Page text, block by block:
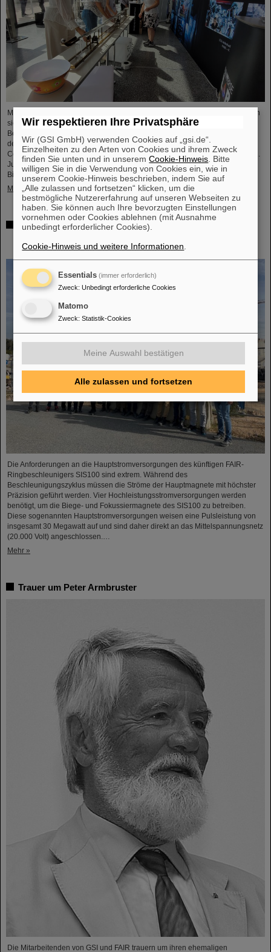
Mit einem breiten Angebot an Informationen und Zukunftsperspektiven haben
sich das GSI Helmholtzzentrum für Schwerionenforschung und das künftige
Beschleunigerzentrum FAIR, das derzeit bei GSI in Darmstadt entsteht, an
dem internationalen Innovationskongress „Curious – Future Inside
Conference“ beteiligt. Die interdisziplinäre Veranstaltung fand vom 10. bis 11.
Juli in der Rheingoldhalle in Mainz statt und zog zahlreiche renommierte
Bildungsinstitutionen, Forschungseinrichtungen und...
Mehr »
Förderung und Erhalt von Technologie-Knowhow durch
Commonwealth Fusion Systems besuchen GSI
Die Anforderungen an die Hauptstromversorgungen des künftigen FAIR-
Ringbeschleunigers SIS100 sind extrem. Während des
Beschleunigungszyklus müssen die Ströme der Hauptmagnete mit höchster
Präzision geführt werden. Vier Hochleistungsstromversorgungen werden
benötigt, um die Biege- und Fokussiermagnete des SIS100 zu betreiben.
Diese sogenannten Hauptstromversorgungen weisen eine Pulsleistung von
insgesamt 30 Megawatt auf und sind daher direkt an das Mittelspannungsnetz
(20.000 Volt) angeschlossen.…
Mehr »
Trauer um Peter Armbruster
Die Mitarbeitenden von GSI und FAIR trauern um ihren ehemaligen
Wir respektieren Ihre Privatsphäre
Wir (GSI GmbH) verwenden Cookies auf „gsi.de“.
Einzelheiten zu den Arten von Cookies und ihrem Zweck
finden Sie unten und in unseremCookie-Hinweis . Bitte
willigen Sie in die Verwendung von Cookies ein, wie in
unserem Cookie-Hinweis beschrieben, indem Sie auf
„Alle zulassen und fortsetzen“ klicken, um die
bestmögliche Nutzererfahrung auf unseren Webseiten zu
haben. Sie können auch Ihre bevorzugten Einstellungen
vornehmen oder Cookies ablehnen (mit Ausnahme
unbedingt erforderlicher Cookies).
Cookie-Hinweis und weitere Informationen
Essentials (immer erforderlich)
Zweck: Unbedingt erforderliche Cookies
Matomo
Zweck: Statistik-Cookies
Meine Auswahl bestätigen
Alle zulassen und fortsetzen